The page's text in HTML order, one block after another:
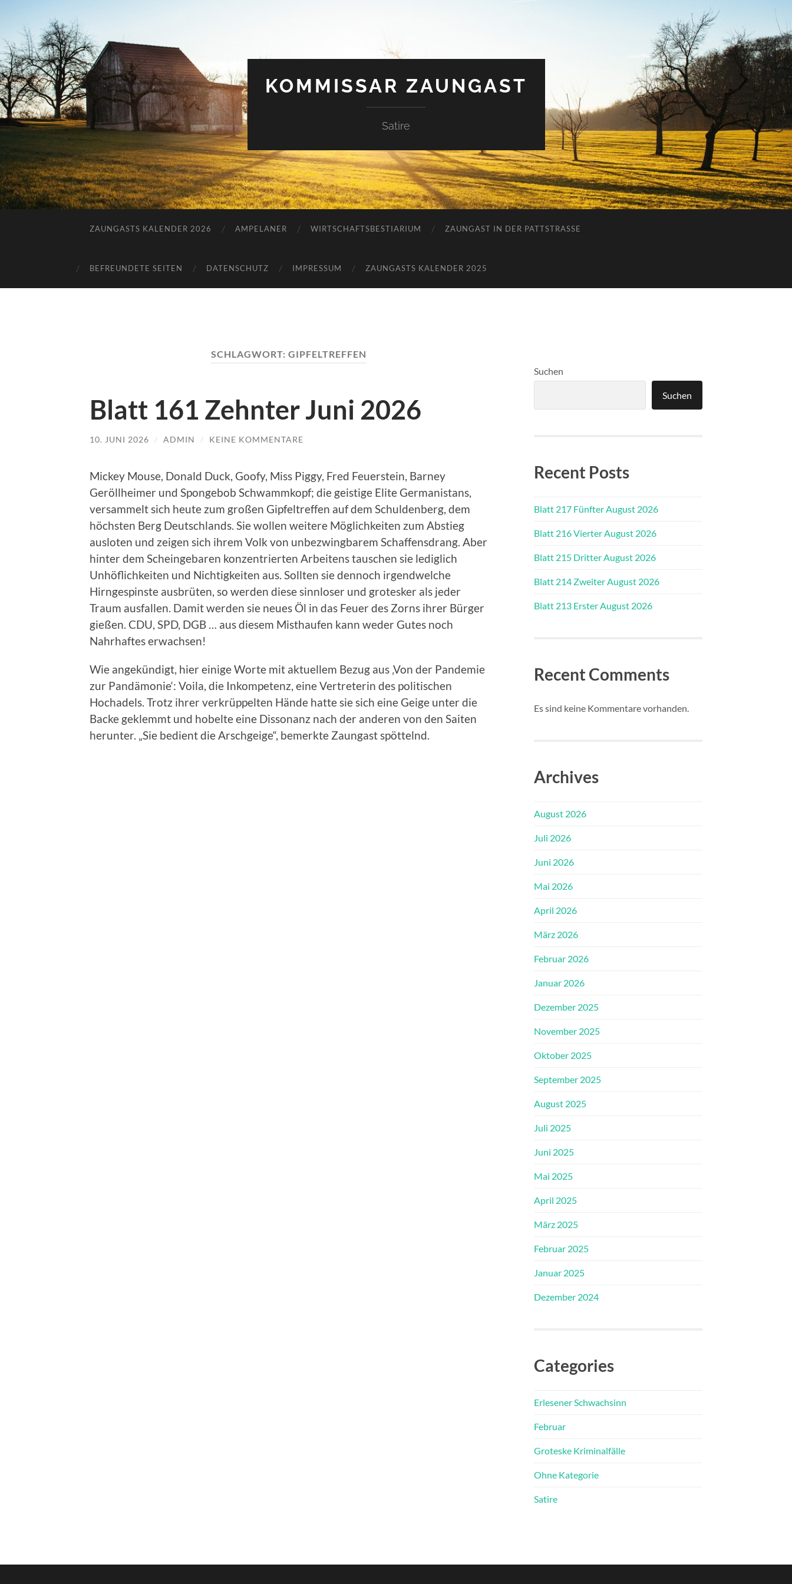
KOMMISSAR ZAUNGAST
Satire
ZAUNGASTS KALENDER 2026 AMPELANER WIRTSCHAFTSBESTIARIUM ZAUNGAST IN DER PATTSTRASSE
BEFREUNDETE SEITEN DATENSCHUTZ IMPRESSUM ZAUNGASTS KALENDER 2025
SCHLAGWORT: GIPFELTREFFEN
Blatt 161 Zehnter Juni 2026
10. JUNI 2026 / ADMIN / KEINE KOMMENTARE
Mickey Mouse, Donald Duck, Goofy, Miss Piggy, Fred Feuerstein, Barney
Geröllheimer und Spongebob Schwammkopf; die geistige Elite Germanistans,
versammelt sich heute zum großen Gipfeltreffen auf dem Schuldenberg, dem
höchsten Berg Deutschlands. Sie wollen weitere Möglichkeiten zum Abstieg
ausloten und zeigen sich ihrem Volk von unbezwingbarem Schaffensdrang. Aber
hinter dem Scheingebaren konzentrierten Arbeitens tauschen sie lediglich
Unhöflichkeiten und Nichtigkeiten aus. Sollten sie dennoch irgendwelche
Hirngespinste ausbrüten, so werden diese sinnloser und grotesker als jeder
Traum ausfallen. Damit werden sie neues Öl in das Feuer des Zorns ihrer Bürger
gießen. CDU, SPD, DGB … aus diesem Misthaufen kann weder Gutes noch
Nahrhaftes erwachsen!
Wie angekündigt, hier einige Worte mit aktuellem Bezug aus ‚Von der Pandemie
zur Pandämonie‘: Voila, die Inkompetenz, eine Vertreterin des politischen
Hochadels. Trotz ihrer verkrüppelten Hände hatte sie sich eine Geige unter die
Backe geklemmt und hobelte eine Dissonanz nach der anderen von den Saiten
herunter. „Sie bedient die Arschgeige“, bemerkte Zaungast spöttelnd.
Suchen
Suchen
Recent Posts
Blatt 217 Fünfter August 2026
Blatt 216 Vierter August 2026
Blatt 215 Dritter August 2026
Blatt 214 Zweiter August 2026
Blatt 213 Erster August 2026
Recent Comments
Es sind keine Kommentare vorhanden.
Archives
August 2026
Juli 2026
Juni 2026
Mai 2026
April 2026
März 2026
Februar 2026
Januar 2026
Dezember 2025
November 2025
Oktober 2025
September 2025
August 2025
Juli 2025
Juni 2025
Mai 2025
April 2025
März 2025
Februar 2025
Januar 2025
Dezember 2024
Categories
Erlesener Schwachsinn
Februar
Groteske Kriminalfälle
Ohne Kategorie
Satire